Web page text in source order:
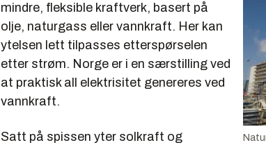
mindre, fleksible kraftverk, basert på
olje, naturgass eller vannkraft. Her kan
ytelsen lett tilpasses etterspørselen
etter strøm. Norge er i en særstilling ved
at praktisk all elektrisitet genereres ved
vannkraft.
Satt på spissen yter solkraft og